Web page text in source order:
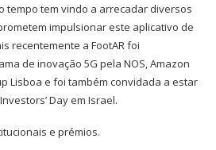
tempo tem vindo a arrecadar diversos
impulsionar este aplicativo de
recentemente a FootAR foi
de inovação 5G pela NOS, Amazon
Lisboa e foi também convidada a estar
Day em Israel.
e prémios.